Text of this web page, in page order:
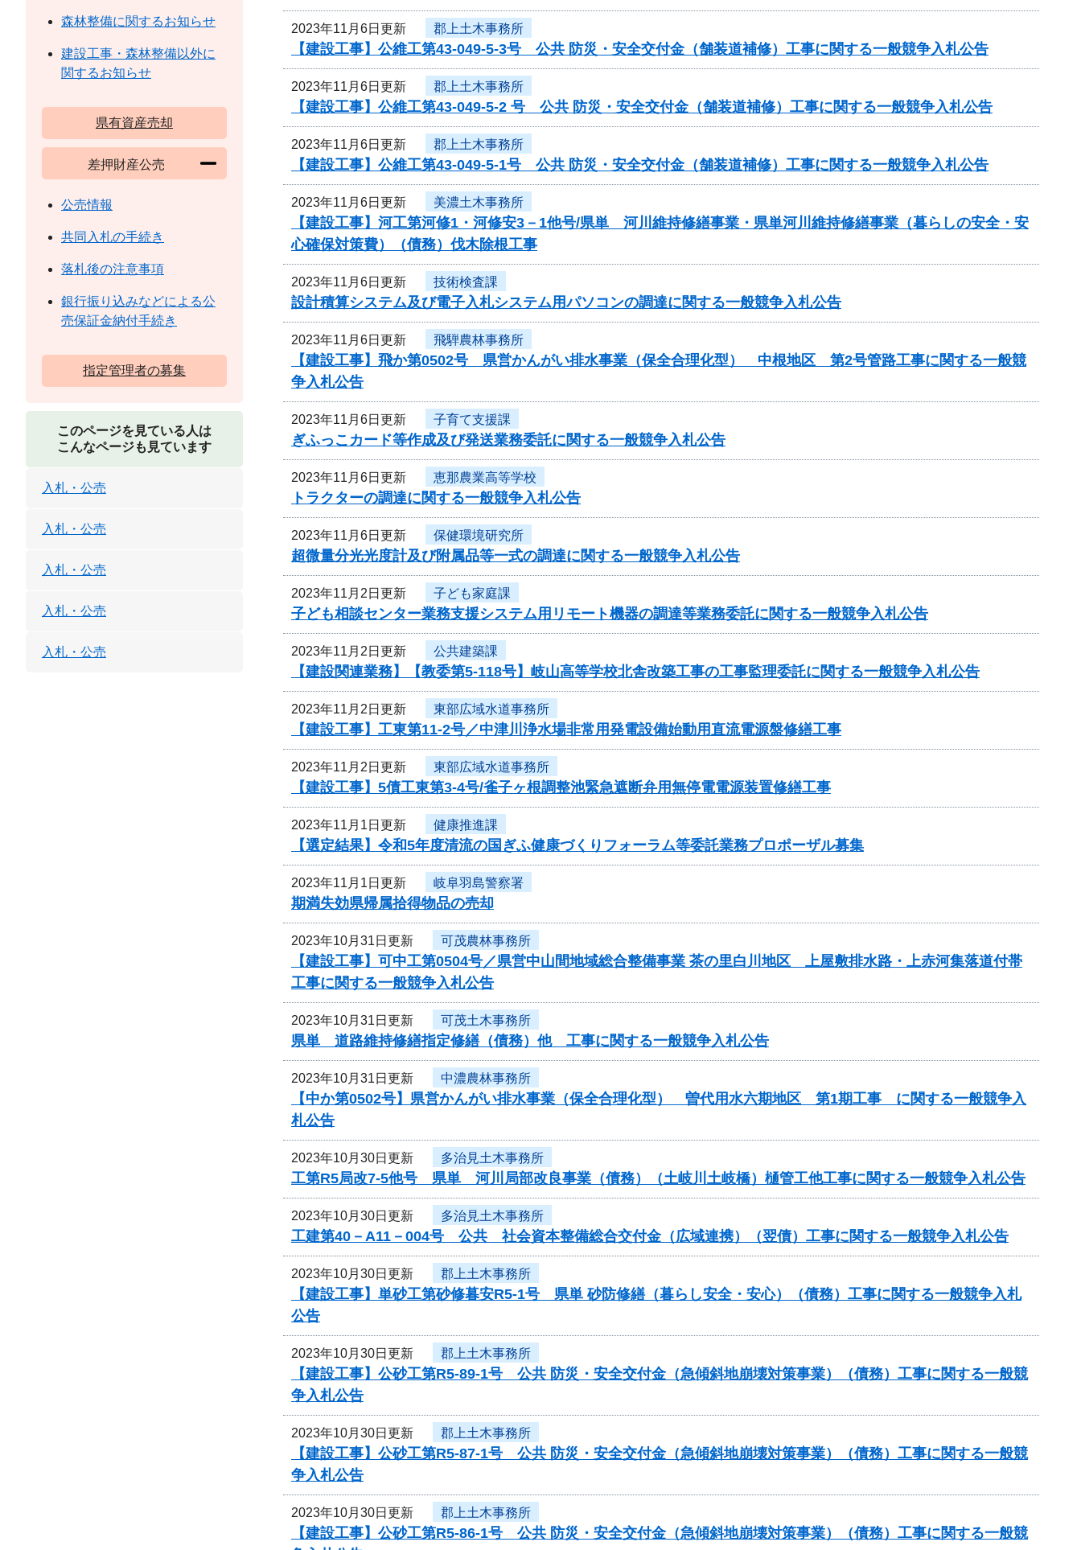
2023年11月6日更新 郡上土木事務所
【建設工事】公維工第43-049-5-3号 公共 防災・安全交付金（舗装道補修）工事に関する一般競争入札公告
2023年11月6日更新 郡上土木事務所
【建設工事】公維工第43-049-5-2 号 公共 防災・安全交付金（舗装道補修）工事に関する一般競争入札公告
2023年11月6日更新 郡上土木事務所
【建設工事】公維工第43-049-5-1号 公共 防災・安全交付金（舗装道補修）工事に関する一般競争入札公告
2023年11月6日更新 美濃土木事務所
【建設工事】河工第河修1・河修安3－1他号/県単 河川維持修繕事業・県単河川維持修繕事業（暮らしの安全・安
心確保対策費）（債務）伐木除根工事
2023年11月6日更新 技術検査課
設計積算システム及び電子入札システム用パソコンの調達に関する一般競争入札公告
2023年11月6日更新 飛騨農林事務所
【建設工事】飛か第0502号 県営かんがい排水事業（保全合理化型） 中根地区 第2号管路工事に関する一般競
争入札公告
2023年11月6日更新 子育て支援課
ぎふっこカード等作成及び発送業務委託に関する一般競争入札公告
2023年11月6日更新 恵那農業高等学校
トラクターの調達に関する一般競争入札公告
2023年11月6日更新 保健環境研究所
超微量分光光度計及び附属品等一式の調達に関する一般競争入札公告
2023年11月2日更新 子ども家庭課
子ども相談センター業務支援システム用リモート機器の調達等業務委託に関する一般競争入札公告
2023年11月2日更新 公共建築課
【建設関連業務】【教委第5-118号】岐山高等学校北舎改築工事の工事監理委託に関する一般競争入札公告
2023年11月2日更新 東部広域水道事務所
【建設工事】工東第11-2号／中津川浄水場非常用発電設備始動用直流電源盤修繕工事
2023年11月2日更新 東部広域水道事務所
【建設工事】5債工東第3-4号/雀子ヶ根調整池緊急遮断弁用無停電電源装置修繕工事
2023年11月1日更新 健康推進課
【選定結果】令和5年度清流の国ぎふ健康づくりフォーラム等委託業務プロポーザル募集
2023年11月1日更新 岐阜羽島警察署
期満失効県帰属拾得物品の売却
2023年10月31日更新 可茂農林事務所
【建設工事】可中工第0504号／県営中山間地域総合整備事業 茶の里白川地区 上屋敷排水路・上赤河集落道付帯
工事に関する一般競争入札公告
2023年10月31日更新 可茂土木事務所
県単 道路維持修繕指定修繕（債務）他 工事に関する一般競争入札公告
2023年10月31日更新 中濃農林事務所
【中か第0502号】県営かんがい排水事業（保全合理化型） 曽代用水六期地区 第1期工事 に関する一般競争入
札公告
2023年10月30日更新 多治見土木事務所
工第R5局改7-5他号 県単 河川局部改良事業（債務）（土岐川土岐橋）樋管工他工事に関する一般競争入札公告
2023年10月30日更新 多治見土木事務所
工建第40－A11－004号 公共 社会資本整備総合交付金（広域連携）（翌債）工事に関する一般競争入札公告
2023年10月30日更新 郡上土木事務所
【建設工事】単砂工第砂修暮安R5-1号 県単 砂防修繕（暮らし安全・安心）（債務）工事に関する一般競争入札
公告
2023年10月30日更新 郡上土木事務所
【建設工事】公砂工第R5-89-1号 公共 防災・安全交付金（急傾斜地崩壊対策事業）（債務）工事に関する一般競
争入札公告
2023年10月30日更新 郡上土木事務所
【建設工事】公砂工第R5-87-1号 公共 防災・安全交付金（急傾斜地崩壊対策事業）（債務）工事に関する一般競
争入札公告
2023年10月30日更新 郡上土木事務所
【建設工事】公砂工第R5-86-1号 公共 防災・安全交付金（急傾斜地崩壊対策事業）（債務）工事に関する一般競
森林整備に関するお知らせ
建設工事・森林整備以外に
関するお知らせ
県有資産売却
差押財産公売
公売情報
共同入札の手続き
落札後の注意事項
銀行振り込みなどによる公
売保証金納付手続き
指定管理者の募集
このページを見ている人は
こんなページも見ています
入札・公売
入札・公売
入札・公売
入札・公売
入札・公売